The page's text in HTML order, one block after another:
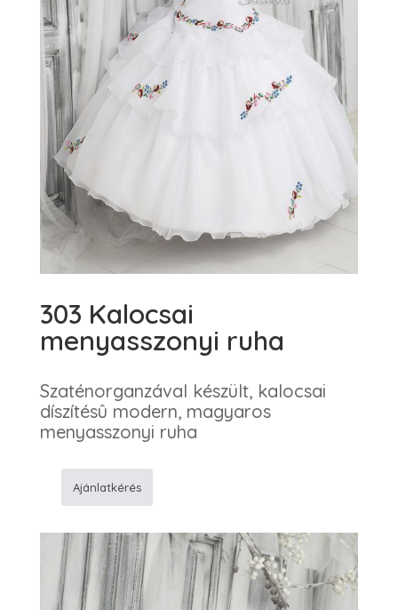
303 Kalocsai
menyasszonyi ruha
Szaténorganzával készült, kalocsai
díszítésû modern, magyaros
menyasszonyi ruha
menyasszonyi
ruha
mennyiség
Ajánlatkérés